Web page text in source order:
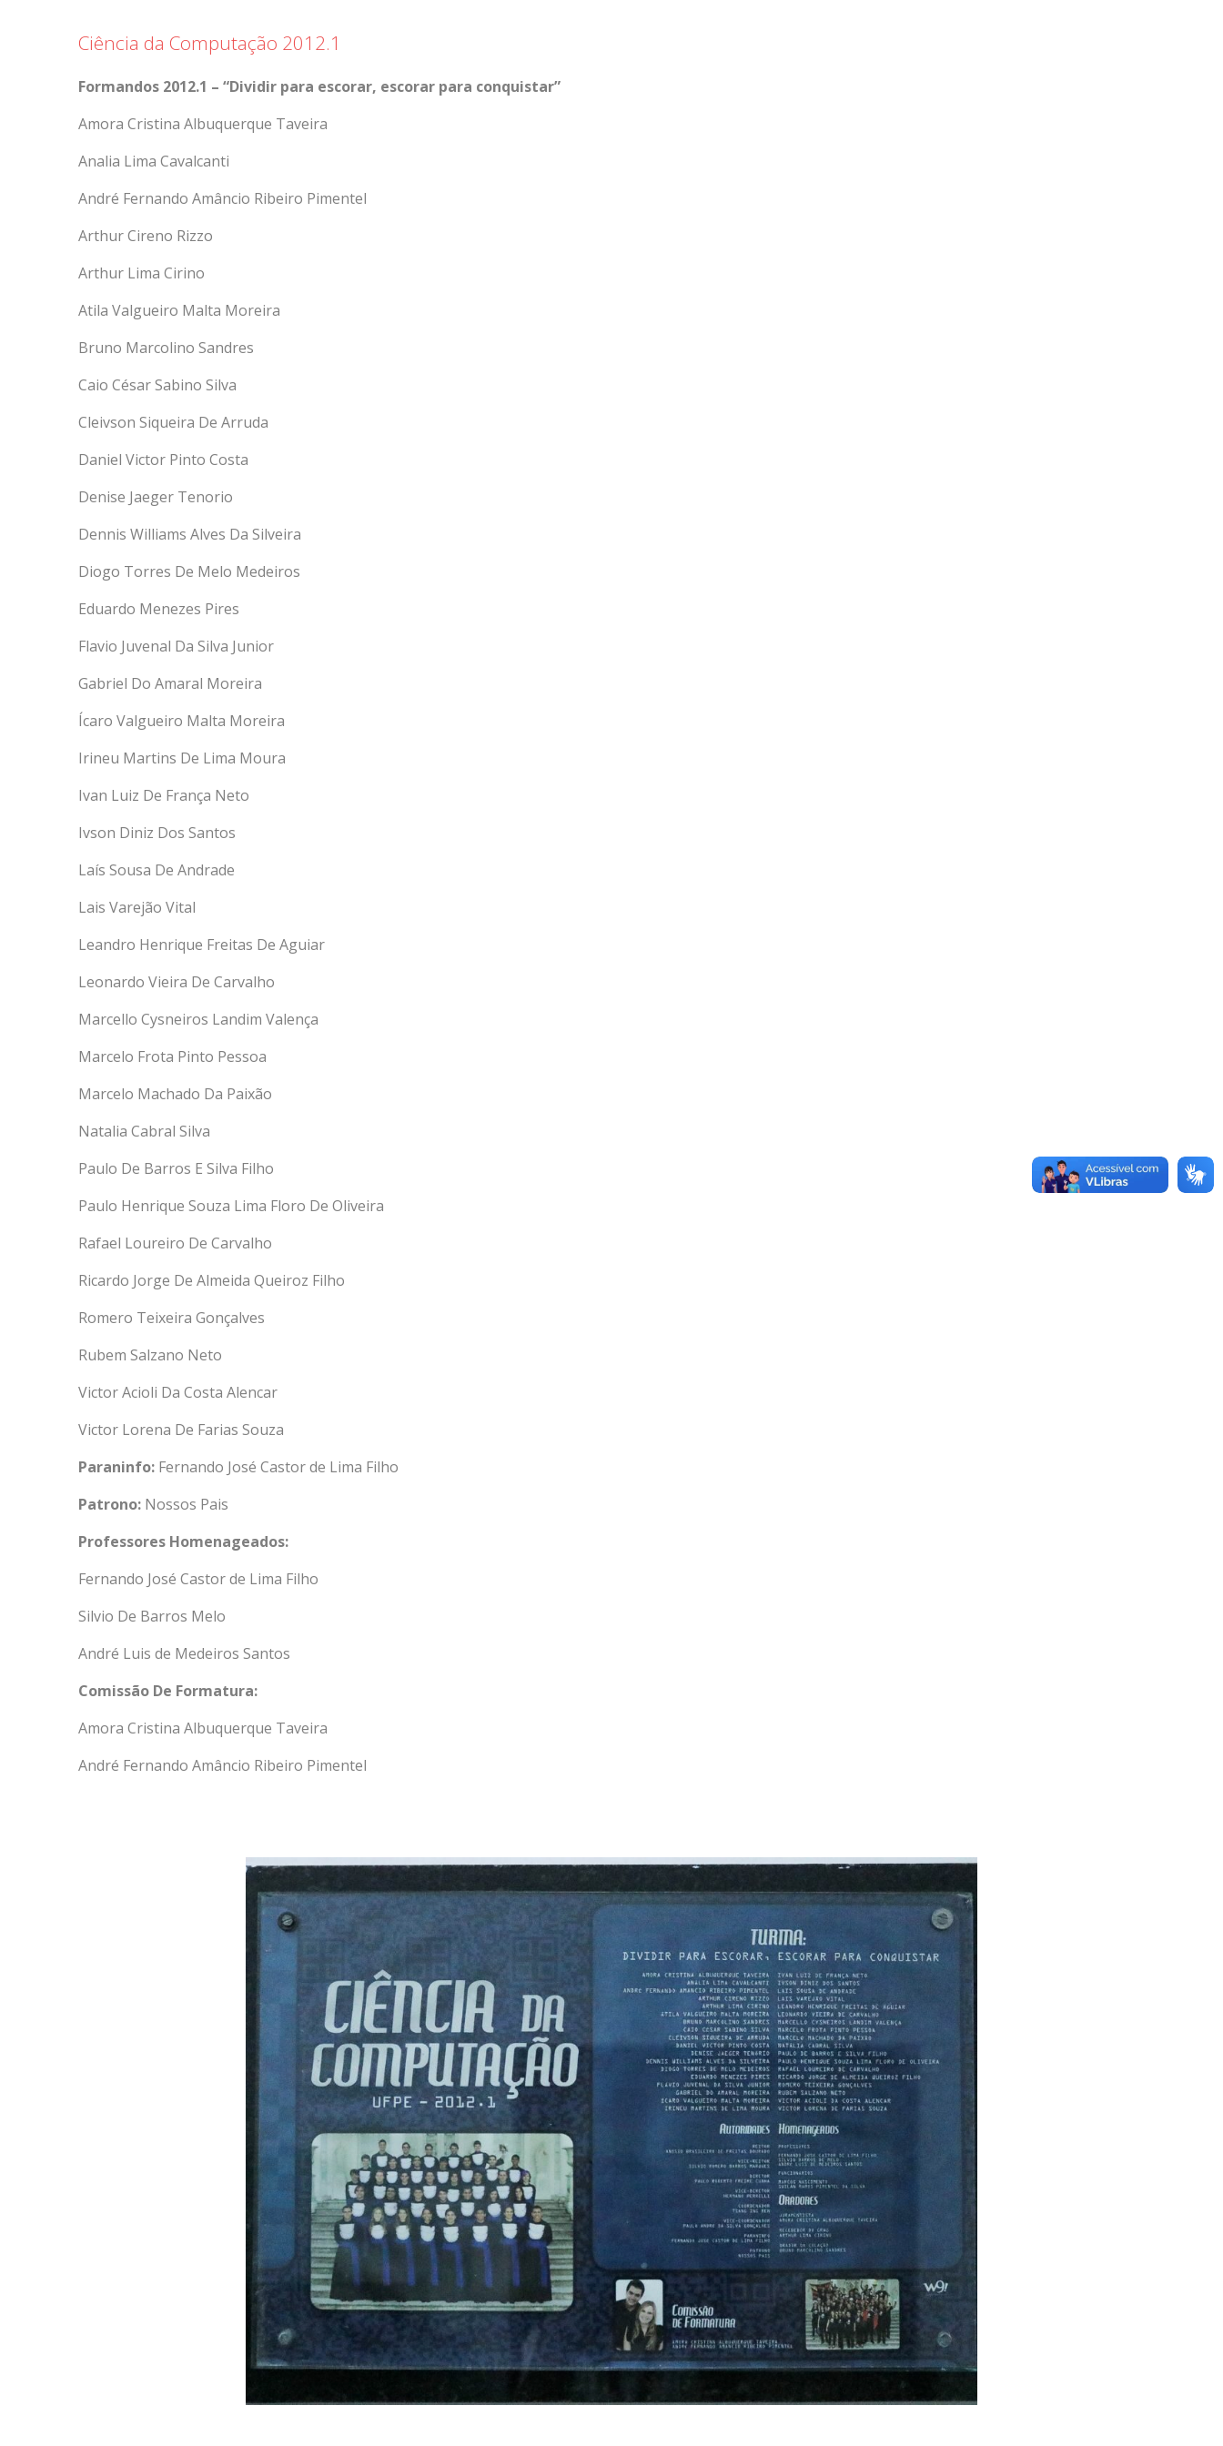
Ciência da Computação 2012.1
Formandos 2012.1 – “Dividir para escorar, escorar para conquistar”
Amora Cristina Albuquerque Taveira
Analia Lima Cavalcanti
André Fernando Amâncio Ribeiro Pimentel
Arthur Cireno Rizzo
Arthur Lima Cirino
Atila Valgueiro Malta Moreira
Bruno Marcolino Sandres
Caio César Sabino Silva
Cleivson Siqueira De Arruda
Daniel Victor Pinto Costa
Denise Jaeger Tenorio
Dennis Williams Alves Da Silveira
Diogo Torres De Melo Medeiros
Eduardo Menezes Pires
Flavio Juvenal Da Silva Junior
Gabriel Do Amaral Moreira
Ícaro Valgueiro Malta Moreira
Irineu Martins De Lima Moura
Ivan Luiz De França Neto
Ivson Diniz Dos Santos
Laís Sousa De Andrade
Lais Varejão Vital
Leandro Henrique Freitas De Aguiar
Leonardo Vieira De Carvalho
Marcello Cysneiros Landim Valença
Marcelo Frota Pinto Pessoa
Marcelo Machado Da Paixão
Natalia Cabral Silva
Paulo De Barros E Silva Filho
Paulo Henrique Souza Lima Floro De Oliveira
Rafael Loureiro De Carvalho
Ricardo Jorge De Almeida Queiroz Filho
Romero Teixeira Gonçalves
Rubem Salzano Neto
Victor Acioli Da Costa Alencar
Victor Lorena De Farias Souza
Paraninfo: Fernando José Castor de Lima Filho
Patrono: Nossos Pais
Professores Homenageados:
Fernando José Castor de Lima Filho
Silvio De Barros Melo
André Luis de Medeiros Santos
Comissão De Formatura:
Amora Cristina Albuquerque Taveira
André Fernando Amâncio Ribeiro Pimentel